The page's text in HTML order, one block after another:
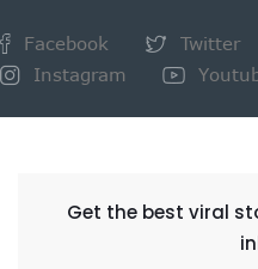
Facebook Twitter
Instagram
Get the best viral